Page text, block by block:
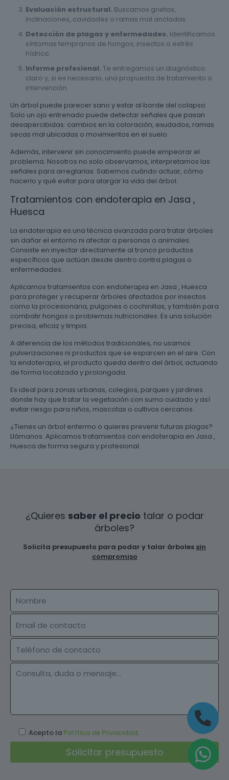
Evaluación estructural. Buscamos grietas,
inclinaciones, cavidades o ramas mal ancladas.
Detección de plagas y enfermedades. Identificamos
síntomas tempranos de hongos, insectos o estrés
hídrico.
Informe profesional. Te entregamos un diagnóstico
claro y, si es necesario, una propuesta de tratamiento o
intervención.
Un árbol puede parecer sano y estar al borde del colapso.
Solo un ojo entrenado puede detectar señales que pasan
desapercibidas: cambios en la coloración, exudados, ramas
secas mal ubicadas o movimientos en el suelo.
Además, intervenir sin conocimiento puede empeorar el
problema. Nosotros no solo observamos, interpretamos las
señales para arreglarlas. Sabemos cuándo actuar, cómo
hacerlo y qué evitar para alargar la vida del árbol.
Tratamientos con endoterapia en Jasa ,
Huesca
La endoterapia es una técnica avanzada para tratar árboles
sin dañar el entorno ni afectar a personas o animales.
Consiste en inyectar directamente al tronco productos
específicos que actúan desde dentro contra plagas o
enfermedades.
Aplicamos tratamientos con endoterapia en Jasa , Huesca
para proteger y recuperar árboles afectados por insectos
como la procesionaria, pulgones o cochinillas, y también para
combatir hongos o problemas nutricionales. Es una solución
precisa, eficaz y limpia.
A diferencia de los métodos tradicionales, no usamos
pulverizaciones ni productos que se esparcen en el aire. Con
la endoterapia, el producto queda dentro del árbol, actuando
de forma localizada y prolongada.
Es ideal para zonas urbanas, colegios, parques y jardines
donde hay que tratar la vegetación con sumo cuidado y así
evitar riesgo para niños, mascotas o cultivos cercanos.
¿Tienes un árbol enfermo o quieres prevenir futuras plagas?
Llámanos. Aplicamos tratamientos con endoterapia en Jasa ,
Huesca de forma segura y profesional.
¿Quieres saber el precio talar o podar
árboles?
Solicita presupuesto para podar y talar árboles sin
compromiso
Acepto la Política de Privacidad.